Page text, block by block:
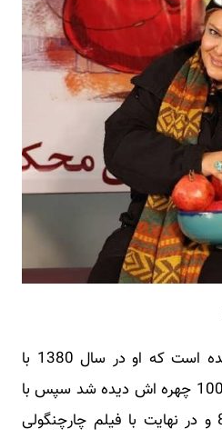
در بیوگرافی بهاره رهنما آمده است که او در سال 1380 با
فیلم نان و عشق و موتور 1000 چهره اش دیده شد سپس با
فیلم گاو خونی در سال 81 و در نهایت با فیلم چارچنگولی